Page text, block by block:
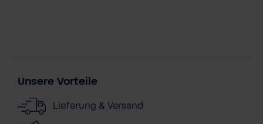
Unsere Vorteile
Lieferung & Versand